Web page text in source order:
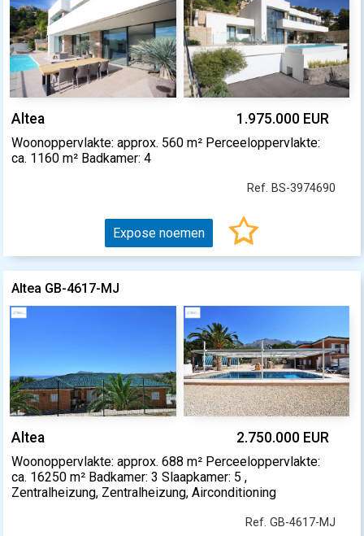
Altea 1.975.000 EUR
Woonoppervlakte: approx. 560 m² Perceeloppervlakte:
ca. 1160 m² Badkamer: 4
Ref. BS-3974690
Expose noemen
Altea GB-4617-MJ
Altea 2.750.000 EUR
Woonoppervlakte: approx. 688 m² Perceeloppervlakte:
ca. 16250 m² Badkamer: 3 Slaapkamer: 5 ,
Zentralheizung, Zentralheizung, Airconditioning
Ref. GB-4617-MJ